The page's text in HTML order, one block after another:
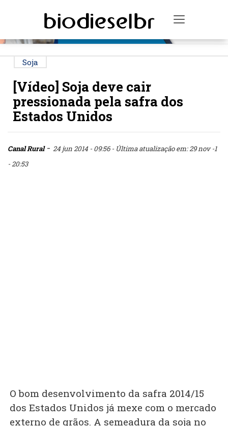
Toggle
Soja
[Vídeo] Soja deve cair
pressionada pela safra dos
Estados Unidos
Canal Rural- 24 jun 2014 - 09:56 - Última atualização em: 29 nov -1
- 20:53
O bom desenvolvimento da safra 2014/15
dos Estados Unidos já mexe com o mercado
externo de grãos. A semeadura da soja no